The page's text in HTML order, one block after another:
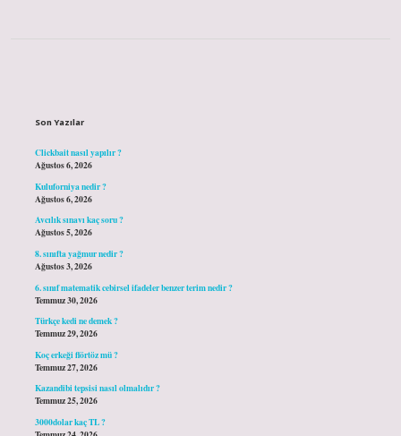
Son Yazılar
Clickbait nasıl yapılır ?
Ağustos 6, 2026
Kuluforniya nedir ?
Ağustos 6, 2026
Avcılık sınavı kaç soru ?
Ağustos 5, 2026
8. sınıfta yağmur nedir ?
Ağustos 3, 2026
6. sınıf matematik cebirsel ifadeler benzer terim nedir ?
Temmuz 30, 2026
Türkçe kedi ne demek ?
Temmuz 29, 2026
Koç erkeği flörtöz mü ?
Temmuz 27, 2026
Kazandibi tepsisi nasıl olmalıdır ?
Temmuz 25, 2026
3000dolar kaç TL ?